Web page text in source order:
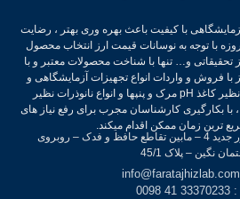
با کیفیت باعث بهره وری بهتر ، رضایت
با توجه به نوسانات قیمت ارز انتخاب محصول
و… تنها با شناخت محصولات معتبر و با
با فروش و واردات انواع تجهیزات آزمایشگاهی و
مواد شیمیایی و مواد مصرفی نظیر کاغذ pH مرک و پنپها و انواع نانوذرات نظیر
با بکارگیری کارشناسان مجرب برای رفع نیاز های
ترین زمان ممکن اقدام میکند.
آدرس : تبریز – خیابان پاستور جدید 4 – مابین تقاطع حافظ و فدک – روبروی
نگین – پلاک 45/1
: